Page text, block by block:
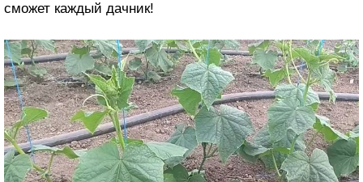
сможет каждый дачник!